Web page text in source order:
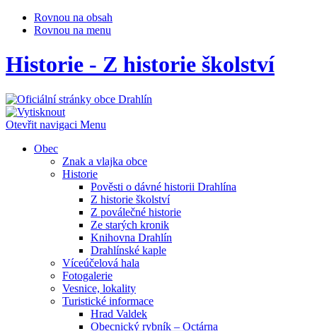
Rovnou na obsah
Rovnou na menu
Historie - Z historie školství
Otevřit navigaci Menu
Obec
Znak a vlajka obce
Historie
Pověsti o dávné historii Drahlína
Z historie školství
Z poválečné historie
Ze starých kronik
Knihovna Drahlín
Drahlínské kaple
Víceúčelová hala
Fotogalerie
Vesnice, lokality
Turistické informace
Hrad Valdek
Obecnický rybník – Octárna